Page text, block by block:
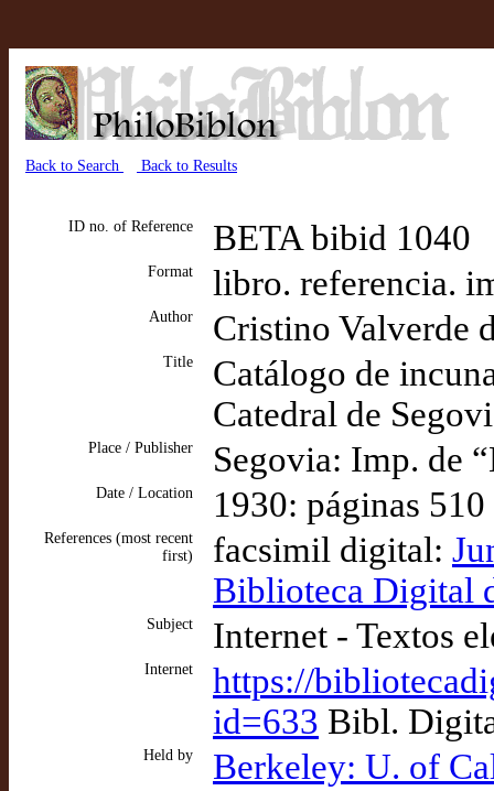
Back to Search Back to Results
ID no. of Reference BETA bibid 1040
Format libro. referencia.
Author Cristino Valverde
Title
Catálogo de
Catedral de
Place / Publisher Segovia: Imp. de
Date / Location 1930: páginas 510
References (most recent
first)
facsimil digital:
Biblioteca Digital
Subject Internet - Textos
Internet
https://
id=633 Bibl.
Held by Berkeley: U. of